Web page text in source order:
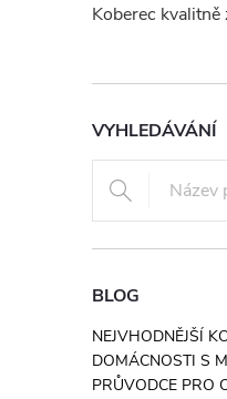
Koberec kvalitně
VYHLEDÁVÁNÍ
BLOG
NEJVHODNĚJŠÍ
DOMÁCNOSTI S
PRŮVODCE PRO